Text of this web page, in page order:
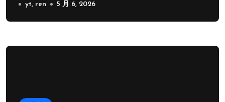
yt, ren 5 月 6, 2026